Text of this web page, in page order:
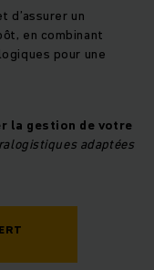
un
en combinant
pour une
la gestion de votre
adaptées